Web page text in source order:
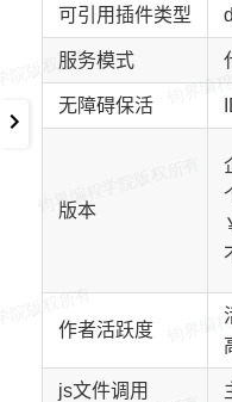
可引用插件类型
服务模式
无障碍保活
版本
作者活跃度
js文件调用